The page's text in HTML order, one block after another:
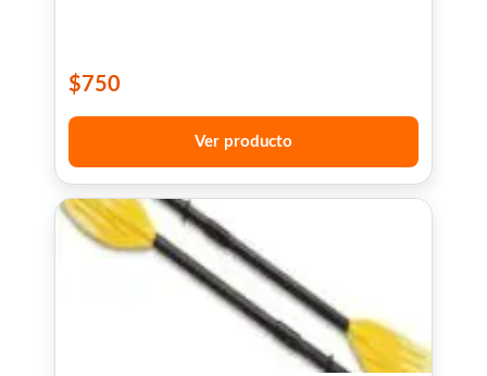
$750
Ver producto